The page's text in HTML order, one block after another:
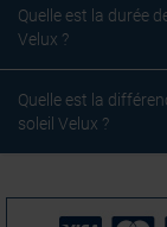
Quelle est la durée
Velux ?
Quelle est la
soleil Velux ?